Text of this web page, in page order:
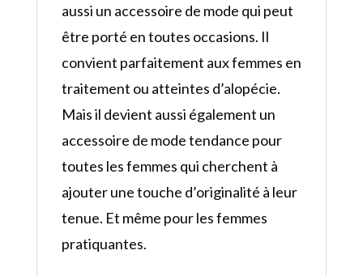
aussi un accessoire de mode qui peut
être porté en toutes occasions. Il
convient parfaitement aux femmes en
traitement ou atteintes d’alopécie.
Mais il devient aussi également un
accessoire de mode tendance pour
toutes les femmes qui cherchent à
ajouter une touche d’originalité à leur
tenue. Et même pour les femmes
pratiquantes.